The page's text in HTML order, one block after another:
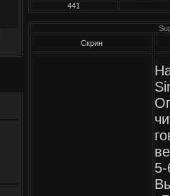
441
Скрин